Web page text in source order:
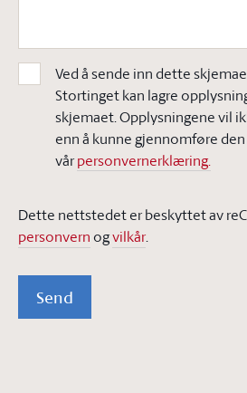
Ved å sende inn dette
Stortinget kan lagre
skjemaet. Opplysningene vil
enn å kunne gjennomføre
vårpersonvernerklæring.
Dette nettstedet er beskyttet av
personvern ogvilkår.
Send